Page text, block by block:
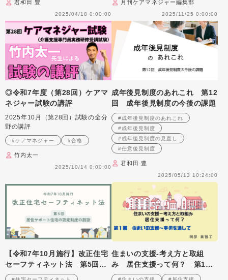
君和田 豊
2025/04/18 0:00:00
月刊ケアマネジャー編集部
2025/11/25 0:00:00
◎令和7年度（第28回）ケアマ
ネジャー試験の講評
2025年10月（第28回）試験の全分
野の講評
#ケアマネジャー #合格
竹内太一
2025/10/14 0:00:00
成年後見制度のあれこれ 第12
回 成年後見制度の今後の課題
#成年後見制度のあれこれ
#成年後見制度
#成年後見制度の見直し
#任意後見制度
君和田 豊
2025/05/13 10:24:00
【令和7年10月施行】改正住宅
セーフティネット法 第5回
居住サポート住宅の認定制度の
住まいの支援‐考え方と取組
み 居住支援って何？ 第1
回 住まいの支援～事例を通し